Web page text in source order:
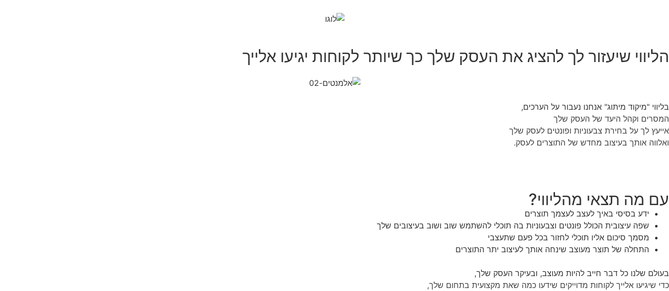
הליווי שיעזור לך להציג את העסק שלך כך שיותר לקוחות יגיעו אלייך
בליווי "מיקוד מיתוג" אנחנו נעבור על הערכים,
המסרים וקהל היעד של העסק שלך
אייעץ לך על בחירת צבעוניות ופונטים לעסק שלך
ואלווה אותך בעיצוב מחדש של התוצרים לעסק.
עם מה תצאי מהליווי?
ידע בסיסי באיך לעצב לעצמך תוצרים
שפה עיצובית הכולל פונטים וצבעוניות בה תוכלי להשתמש שוב ושוב בעיצובים שלך
מסמך סיכום אליו תוכלי לחזור בכל פעם שתעצבי
התחלה של תוצר מעוצב שינחה אותך לעיצוב יתר התוצרים
בעולם שלנו כל דבר חייב להיות מעוצב, ובעיקר העסק שלך,
כדי שיגיעו אלייך לקוחות מדוייקים שידעו כמה שאת מקצועית בתחום שלך,